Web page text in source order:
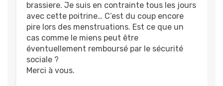
brassiere. Je suis en contrainte tous les jours
avec cette poitrine… C’est du coup encore
pire lors des menstruations. Est ce que un
cas comme le miens peut être
éventuellement remboursé par le sécurité
sociale ?
Merci à vous.